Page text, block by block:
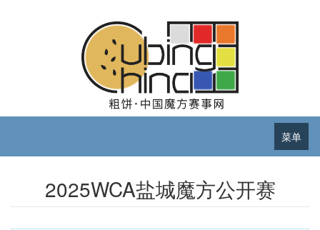
菜单
2025WCA盐城魔方公开赛